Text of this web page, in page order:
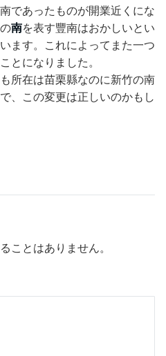
であったものが開業近くにな
南を表す豐南はおかしいとい
ます。これによってまた一つ
とになりました。
所在は苗栗縣なのに新竹の南
、この変更は正しいのかもし
ことはありません。